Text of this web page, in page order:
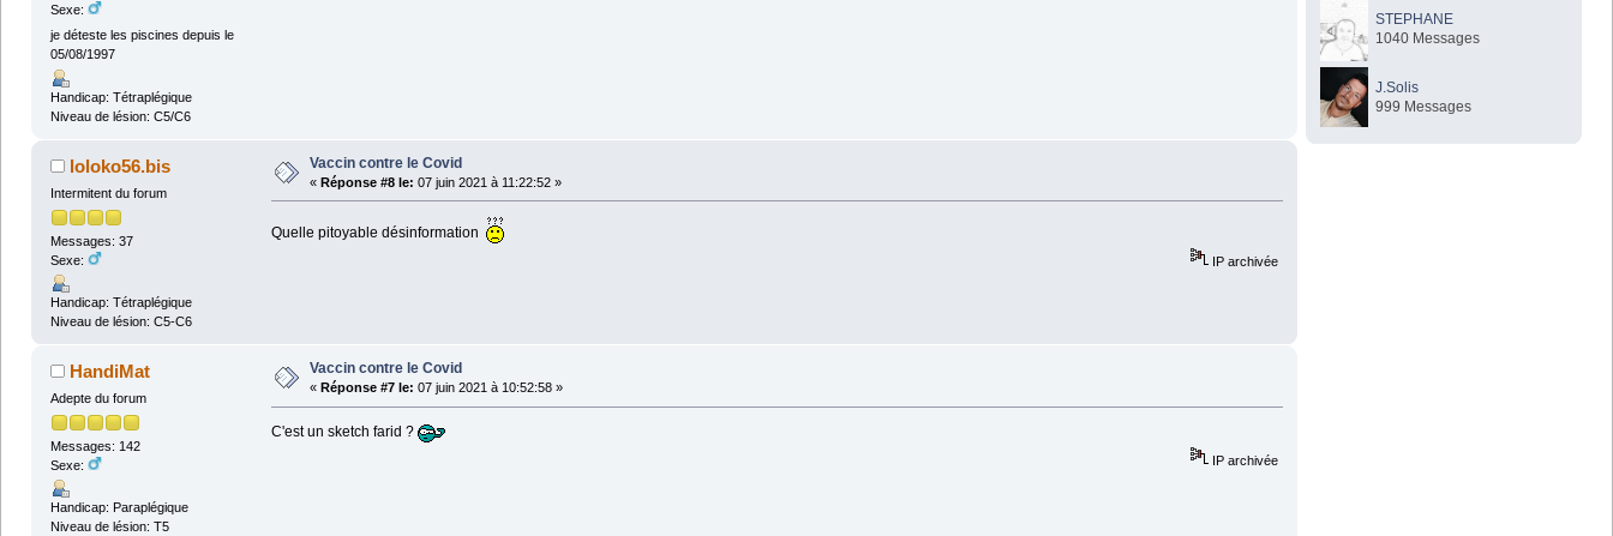
Sexe:
je déteste les piscines depuis le
05/08/1997
Handicap: Tétraplégique
Niveau de lésion: C5/C6
loloko56.bis
Intermitent du forum
Messages: 37
Sexe:
Handicap: Tétraplégique
Niveau de lésion: C5-C6
Vaccin contre le Covid
« Réponse #8 le: 07 juin 2021 à 11:22:52 »
Quelle pitoyable désinformation
IP archivée
HandiMat
Adepte du forum
Messages: 142
Sexe:
Handicap: Paraplégique
Niveau de lésion: T5
Vaccin contre le Covid
« Réponse #7 le: 07 juin 2021 à 10:52:58 »
C'est un sketch farid ?
IP archivée
STEPHANE
1040 Messages
J.Solis
999 Messages